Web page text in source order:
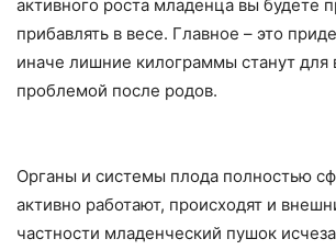
активного роста младенца вы будете
прибавлять в весе. Главное – это
иначе лишние килограммы станут для
проблемой после родов.
Органы и системы плода полностью
активно работают, происходят и
частности младенческий пушок